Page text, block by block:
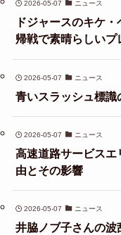
2026-05-07 ニュース
ドジャースのキケ
帰戦で素晴らしいプ
2026-05-07 ニュース
青いスラッシュ標
2026-05-07 ニュース
高速道路サービスエ
由とその影響
2026-05-07 ニュース
井脇ノブ子さんの